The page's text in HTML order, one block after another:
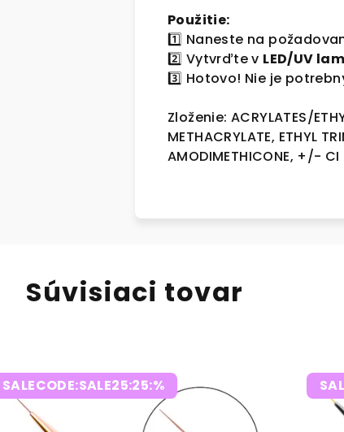
Použitie:
1️⃣ Naneste na
2️⃣ Vytvrďte v LED/UV
3️⃣ Hotovo! Nie je
Zloženie:ACRYLATES/
METHACRYLATE, ETHYL
AMODIMETHICONE, +/-
Súvisiaci tovar
SALECODE:SALE25:25:%